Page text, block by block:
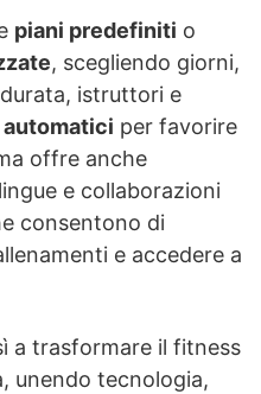
piani predefiniti o
, scegliendo giorni,
istruttori e
per favorire
offre anche
e collaborazioni
consentono di
e accedere a
a trasformare il fitness
unendo tecnologia,